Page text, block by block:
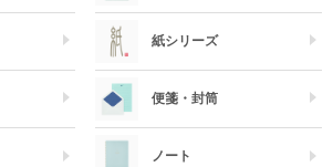
紙シリーズ
便箋・封筒
ノート